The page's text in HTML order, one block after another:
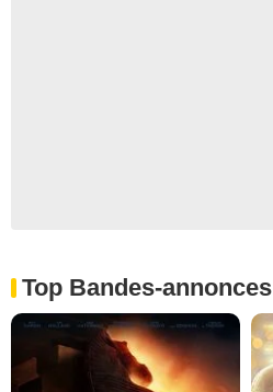
Top Bandes-annonces